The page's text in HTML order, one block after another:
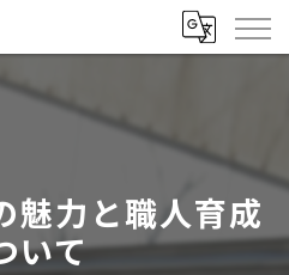
魅力と職人育成
いて